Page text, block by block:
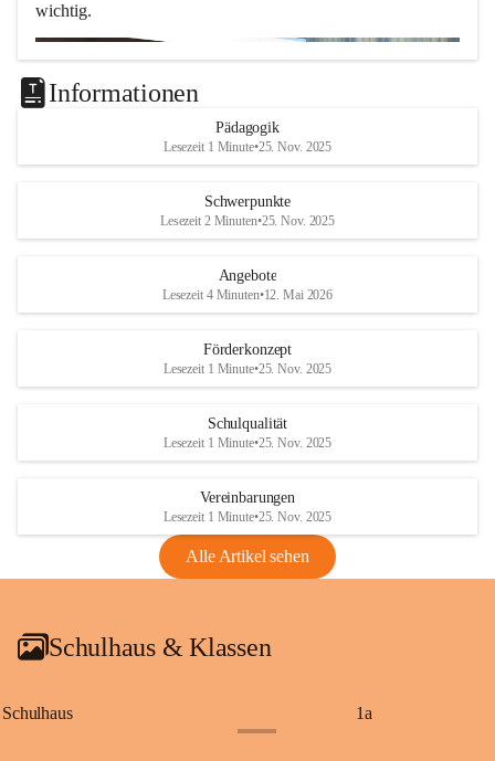
wichtig.
Informationen
Pädagogik
Lesezeit 1 Minute•25. Nov. 2025
Schwerpunkte
Lesezeit 2 Minuten•25. Nov. 2025
Angebote
Lesezeit 4 Minuten•12. Mai 2026
Förderkonzept
Lesezeit 1 Minute•25. Nov. 2025
Schulqualität
Lesezeit 1 Minute•25. Nov. 2025
Vereinbarungen
Lesezeit 1 Minute•25. Nov. 2025
Alle Artikel sehen
Schulhaus & Klassen
Schulhaus 1a